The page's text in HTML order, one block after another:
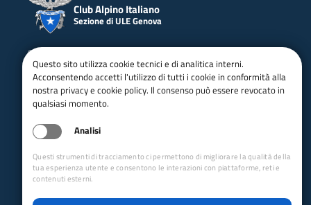
Club Alpino Italiano
Sezione di ULE Genova
email:caiulegenova@gmail.com
email:u.l.e.genova@cai.it
Tel:010565564
cf: 80043530106
pec:ulegenova@pec.cai.it
Apertura: martedì e venerdì
dalle 18:00 alle 19:00
seguici su
Questo sito utilizza cookie tecnici e di analitica interni.
Acconsentendo accetti l'utilizzo di tutti i cookie in conformità alla
nostra privacy e cookie policy. Il consenso può essere revocato in
qualsiasi momento.
Analisi
Questi strumenti di tracciamento ci permettono di migliorare la qualità della
tua esperienza utente e consentono le interazioni con piattaforme, reti e
contenuti esterni.